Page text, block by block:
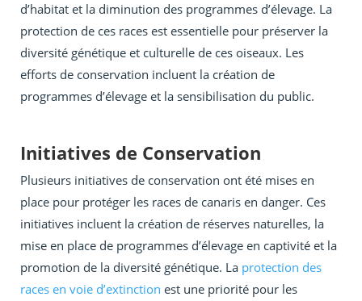
d’habitat et la diminution des programmes d’élevage. La
protection de ces races est essentielle pour préserver la
diversité génétique et culturelle de ces oiseaux. Les
efforts de conservation incluent la création de
programmes d’élevage et la sensibilisation du public.
Initiatives de Conservation
Plusieurs initiatives de conservation ont été mises en
place pour protéger les races de canaris en danger. Ces
initiatives incluent la création de réserves naturelles, la
mise en place de programmes d’élevage en captivité et la
promotion de la diversité génétique. La protection des
races en voie d’extinction est une priorité pour les